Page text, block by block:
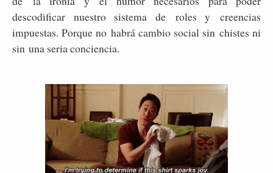
descodificar nuestro sistema de roles y creencias
impuestas. Porque no habrá cambio social sin chistes ni
sin una seria conciencia.